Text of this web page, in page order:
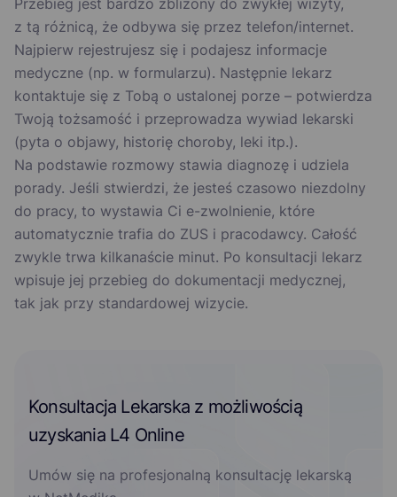
Przebieg jest bardzo zbliżony do zwykłej wizyty,
z tą różnicą, że odbywa się przez telefon/internet.
Najpierw rejestrujesz się i podajesz informacje
medyczne (np. w formularzu). Następnie lekarz
kontaktuje się z Tobą o ustalonej porze – potwierdza
Twoją tożsamość i przeprowadza wywiad lekarski
(pyta o objawy, historię choroby, leki itp.).
Na podstawie rozmowy stawia diagnozę i udziela
porady. Jeśli stwierdzi, że jesteś czasowo niezdolny
do pracy, to wystawia Ci e-zwolnienie, które
automatycznie trafia do ZUS i pracodawcy. Całość
zwykle trwa kilkanaście minut. Po konsultacji lekarz
wpisuje jej przebieg do dokumentacji medycznej,
tak jak przy standardowej wizycie.
Konsultacja Lekarska z możliwością
uzyskania L4 Online
Umów się na profesjonalną konsultację lekarską